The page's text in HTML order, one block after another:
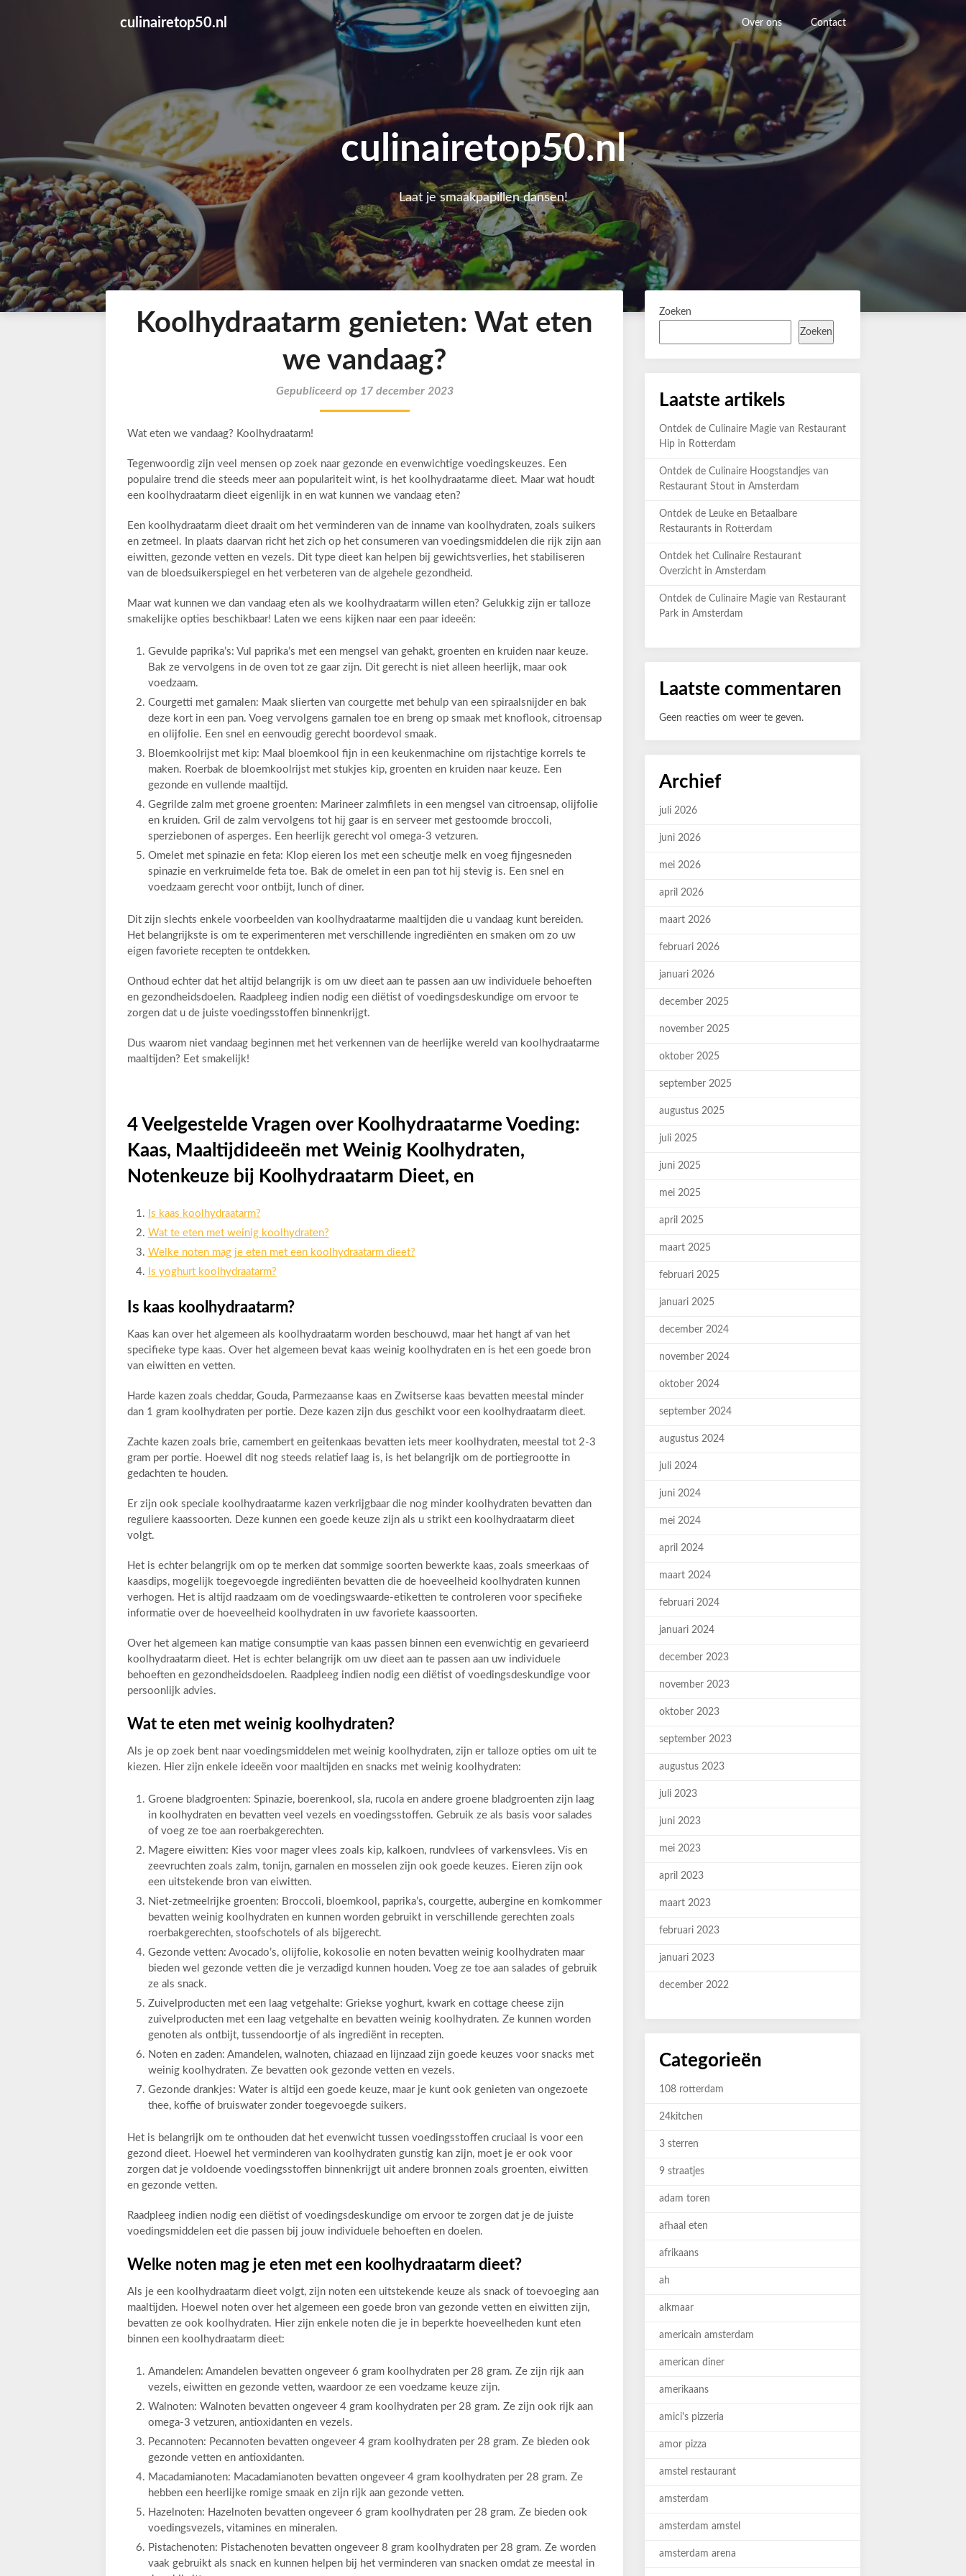
culinairetop50.nl Over ons Contact
culinairetop50.nl
Laat je smaakpapillen dansen!
Koolhydraatarm genieten: Wat eten
we vandaag?
Gepubliceerd op 17 december 2023
Wat eten we vandaag? Koolhydraatarm!
Tegenwoordig zijn veel mensen op zoek naar gezonde en evenwichtige voedingskeuzes. Een
populaire trend die steeds meer aan populariteit wint, is het koolhydraatarme dieet. Maar wat houdt
een koolhydraatarm dieet eigenlijk in en wat kunnen we vandaag eten?
Een koolhydraatarm dieet draait om het verminderen van de inname van koolhydraten, zoals suikers
en zetmeel. In plaats daarvan richt het zich op het consumeren van voedingsmiddelen die rijk zijn aan
eiwitten, gezonde vetten en vezels. Dit type dieet kan helpen bij gewichtsverlies, het stabiliseren
van de bloedsuikerspiegel en het verbeteren van de algehele gezondheid.
Maar wat kunnen we dan vandaag eten als we koolhydraatarm willen eten? Gelukkig zijn er talloze
smakelijke opties beschikbaar! Laten we eens kijken naar een paar ideeën:
Gevulde paprika’s: Vul paprika’s met een mengsel van gehakt, groenten en kruiden naar keuze.
Bak ze vervolgens in de oven tot ze gaar zijn. Dit gerecht is niet alleen heerlijk, maar ook
voedzaam.
Courgetti met garnalen: Maak slierten van courgette met behulp van een spiraalsnijder en bak
deze kort in een pan. Voeg vervolgens garnalen toe en breng op smaak met knoflook, citroensap
en olijfolie. Een snel en eenvoudig gerecht boordevol smaak.
Bloemkoolrijst met kip: Maal bloemkool fijn in een keukenmachine om rijstachtige korrels te
maken. Roerbak de bloemkoolrijst met stukjes kip, groenten en kruiden naar keuze. Een
gezonde en vullende maaltijd.
Gegrilde zalm met groene groenten: Marineer zalmfilets in een mengsel van citroensap, olijfolie
en kruiden. Gril de zalm vervolgens tot hij gaar is en serveer met gestoomde broccoli,
sperziebonen of asperges. Een heerlijk gerecht vol omega-3 vetzuren.
Omelet met spinazie en feta: Klop eieren los met een scheutje melk en voeg fijngesneden
spinazie en verkruimelde feta toe. Bak de omelet in een pan tot hij stevig is. Een snel en
voedzaam gerecht voor ontbijt, lunch of diner.
Dit zijn slechts enkele voorbeelden van koolhydraatarme maaltijden die u vandaag kunt bereiden.
Het belangrijkste is om te experimenteren met verschillende ingrediënten en smaken om zo uw
eigen favoriete recepten te ontdekken.
Onthoud echter dat het altijd belangrijk is om uw dieet aan te passen aan uw individuele behoeften
en gezondheidsdoelen. Raadpleeg indien nodig een diëtist of voedingsdeskundige om ervoor te
zorgen dat u de juiste voedingsstoffen binnenkrijgt.
Dus waarom niet vandaag beginnen met het verkennen van de heerlijke wereld van koolhydraatarme
maaltijden? Eet smakelijk!
4 Veelgestelde Vragen over Koolhydraatarme Voeding:
Kaas, Maaltijdideeën met Weinig Koolhydraten,
Notenkeuze bij Koolhydraatarm Dieet, en
Is kaas koolhydraatarm?
Wat te eten met weinig koolhydraten?
Welke noten mag je eten met een koolhydraatarm dieet?
Is yoghurt koolhydraatarm?
Is kaas koolhydraatarm?
Kaas kan over het algemeen als koolhydraatarm worden beschouwd, maar het hangt af van het
specifieke type kaas. Over het algemeen bevat kaas weinig koolhydraten en is het een goede bron
van eiwitten en vetten.
Harde kazen zoals cheddar, Gouda, Parmezaanse kaas en Zwitserse kaas bevatten meestal minder
dan 1 gram koolhydraten per portie. Deze kazen zijn dus geschikt voor een koolhydraatarm dieet.
Zachte kazen zoals brie, camembert en geitenkaas bevatten iets meer koolhydraten, meestal tot 2-3
gram per portie. Hoewel dit nog steeds relatief laag is, is het belangrijk om de portiegrootte in
gedachten te houden.
Er zijn ook speciale koolhydraatarme kazen verkrijgbaar die nog minder koolhydraten bevatten dan
reguliere kaassoorten. Deze kunnen een goede keuze zijn als u strikt een koolhydraatarm dieet
volgt.
Het is echter belangrijk om op te merken dat sommige soorten bewerkte kaas, zoals smeerkaas of
kaasdips, mogelijk toegevoegde ingrediënten bevatten die de hoeveelheid koolhydraten kunnen
verhogen. Het is altijd raadzaam om de voedingswaarde-etiketten te controleren voor specifieke
informatie over de hoeveelheid koolhydraten in uw favoriete kaassoorten.
Over het algemeen kan matige consumptie van kaas passen binnen een evenwichtig en gevarieerd
koolhydraatarm dieet. Het is echter belangrijk om uw dieet aan te passen aan uw individuele
behoeften en gezondheidsdoelen. Raadpleeg indien nodig een diëtist of voedingsdeskundige voor
persoonlijk advies.
Wat te eten met weinig koolhydraten?
Als je op zoek bent naar voedingsmiddelen met weinig koolhydraten, zijn er talloze opties om uit te
kiezen. Hier zijn enkele ideeën voor maaltijden en snacks met weinig koolhydraten:
Groene bladgroenten: Spinazie, boerenkool, sla, rucola en andere groene bladgroenten zijn laag
in koolhydraten en bevatten veel vezels en voedingsstoffen. Gebruik ze als basis voor salades
of voeg ze toe aan roerbakgerechten.
Magere eiwitten: Kies voor mager vlees zoals kip, kalkoen, rundvlees of varkensvlees. Vis en
zeevruchten zoals zalm, tonijn, garnalen en mosselen zijn ook goede keuzes. Eieren zijn ook
een uitstekende bron van eiwitten.
Niet-zetmeelrijke groenten: Broccoli, bloemkool, paprika’s, courgette, aubergine en komkommer
bevatten weinig koolhydraten en kunnen worden gebruikt in verschillende gerechten zoals
roerbakgerechten, stoofschotels of als bijgerecht.
Gezonde vetten: Avocado’s, olijfolie, kokosolie en noten bevatten weinig koolhydraten maar
bieden wel gezonde vetten die je verzadigd kunnen houden. Voeg ze toe aan salades of gebruik
ze als snack.
Zuivelproducten met een laag vetgehalte: Griekse yoghurt, kwark en cottage cheese zijn
zuivelproducten met een laag vetgehalte en bevatten weinig koolhydraten. Ze kunnen worden
genoten als ontbijt, tussendoortje of als ingrediënt in recepten.
Noten en zaden: Amandelen, walnoten, chiazaad en lijnzaad zijn goede keuzes voor snacks met
weinig koolhydraten. Ze bevatten ook gezonde vetten en vezels.
Gezonde drankjes: Water is altijd een goede keuze, maar je kunt ook genieten van ongezoete
thee, koffie of bruiswater zonder toegevoegde suikers.
Het is belangrijk om te onthouden dat het evenwicht tussen voedingsstoffen cruciaal is voor een
gezond dieet. Hoewel het verminderen van koolhydraten gunstig kan zijn, moet je er ook voor
zorgen dat je voldoende voedingsstoffen binnenkrijgt uit andere bronnen zoals groenten, eiwitten
en gezonde vetten.
Raadpleeg indien nodig een diëtist of voedingsdeskundige om ervoor te zorgen dat je de juiste
voedingsmiddelen eet die passen bij jouw individuele behoeften en doelen.
Welke noten mag je eten met een koolhydraatarm dieet?
Als je een koolhydraatarm dieet volgt, zijn noten een uitstekende keuze als snack of toevoeging aan
maaltijden. Hoewel noten over het algemeen een goede bron van gezonde vetten en eiwitten zijn,
bevatten ze ook koolhydraten. Hier zijn enkele noten die je in beperkte hoeveelheden kunt eten
binnen een koolhydraatarm dieet:
Amandelen: Amandelen bevatten ongeveer 6 gram koolhydraten per 28 gram. Ze zijn rijk aan
vezels, eiwitten en gezonde vetten, waardoor ze een voedzame keuze zijn.
Walnoten: Walnoten bevatten ongeveer 4 gram koolhydraten per 28 gram. Ze zijn ook rijk aan
omega-3 vetzuren, antioxidanten en vezels.
Pecannoten: Pecannoten bevatten ongeveer 4 gram koolhydraten per 28 gram. Ze bieden ook
gezonde vetten en antioxidanten.
Macadamianoten: Macadamianoten bevatten ongeveer 4 gram koolhydraten per 28 gram. Ze
hebben een heerlijke romige smaak en zijn rijk aan gezonde vetten.
Hazelnoten: Hazelnoten bevatten ongeveer 6 gram koolhydraten per 28 gram. Ze bieden ook
voedingsvezels, vitamines en mineralen.
Pistachenoten: Pistachenoten bevatten ongeveer 8 gram koolhydraten per 28 gram. Ze worden
vaak gebruikt als snack en kunnen helpen bij het verminderen van snacken omdat ze meestal in
Zoeken
Zoeken
Laatste artikels
Ontdek de Culinaire Magie van Restaurant
Hip in Rotterdam
Ontdek de Culinaire Hoogstandjes van
Restaurant Stout in Amsterdam
Ontdek de Leuke en Betaalbare
Restaurants in Rotterdam
Ontdek het Culinaire Restaurant
Overzicht in Amsterdam
Ontdek de Culinaire Magie van Restaurant
Park in Amsterdam
Laatste commentaren
Geen reacties om weer te geven.
Archief
juli 2026
juni 2026
mei 2026
april 2026
maart 2026
februari 2026
januari 2026
december 2025
november 2025
oktober 2025
september 2025
augustus 2025
juli 2025
juni 2025
mei 2025
april 2025
maart 2025
februari 2025
januari 2025
december 2024
november 2024
oktober 2024
september 2024
augustus 2024
juli 2024
juni 2024
mei 2024
april 2024
maart 2024
februari 2024
januari 2024
december 2023
november 2023
oktober 2023
september 2023
augustus 2023
juli 2023
juni 2023
mei 2023
april 2023
maart 2023
februari 2023
januari 2023
december 2022
Categorieën
108 rotterdam
24kitchen
3 sterren
9 straatjes
adam toren
afhaal eten
afrikaans
ah
alkmaar
americain amsterdam
american diner
amerikaans
amici's pizzeria
amor pizza
amstel restaurant
amsterdam
amsterdam amstel
amsterdam arena